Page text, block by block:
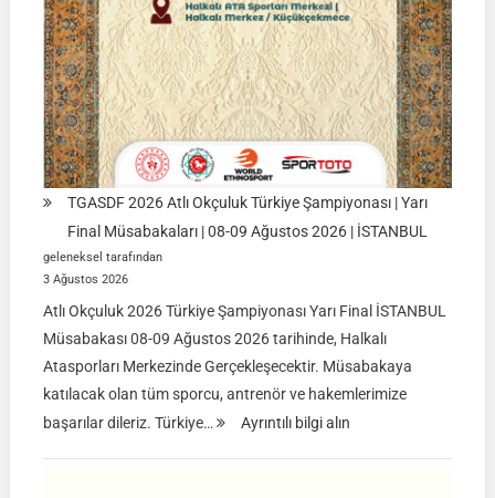
TGASDF 2026 Atlı Okçuluk Türkiye Şampiyonası | Yarı
Final Müsabakaları | 08-09 Ağustos 2026 | İSTANBUL
geleneksel tarafından
3 Ağustos 2026
Atlı Okçuluk 2026 Türkiye Şampiyonası Yarı Final İSTANBUL
Müsabakası 08-09 Ağustos 2026 tarihinde, Halkalı
Atasporları Merkezinde Gerçekleşecektir. Müsabakaya
katılacak olan tüm sporcu, antrenör ve hakemlerimize
başarılar dileriz. Türkiye…
Ayrıntılı bilgi alın: